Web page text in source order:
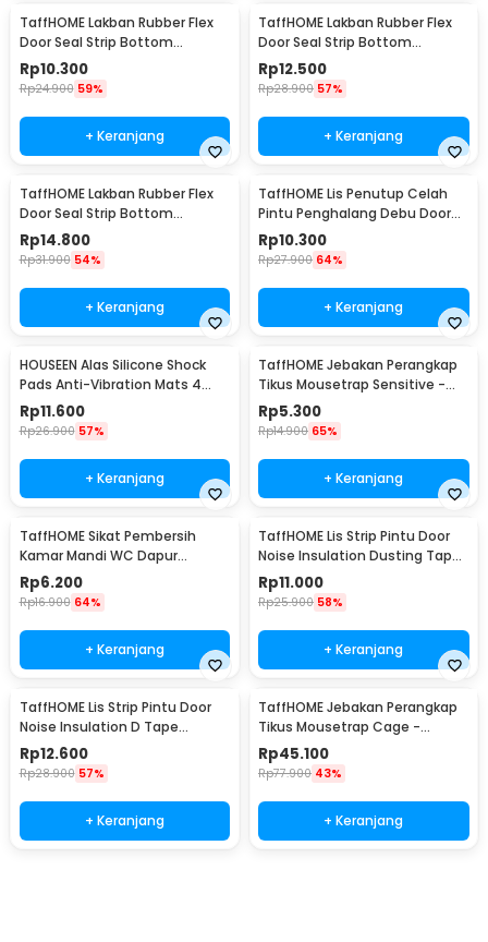
TaffHOME Lakban Rubber Flex
Door Seal Strip Bottom
Waterproof 25mmx5M - TP39
Rp10.300
Rp24.900 59%
+ Keranjang
TaffHOME Lakban Rubber Flex
Door Seal Strip Bottom
Waterproof 35mmx5M - TP39
Rp12.500
Rp28.900 57%
+ Keranjang
TaffHOME Lakban Rubber Flex
Door Seal Strip Bottom
Waterproof 45mmx5M - TP39
Rp14.800
Rp31.900 54%
+ Keranjang
TaffHOME Lis Penutup Celah
Pintu Penghalang Debu Door
Bottom Seal 1M - LQ7
Rp10.300
Rp27.900 64%
+ Keranjang
HOUSEEN Alas Silicone Shock
Pads Anti-Vibration Mats 4
PCS - NY522
Rp11.600
Rp26.900 57%
+ Keranjang
TaffHOME Jebakan Perangkap
Tikus Mousetrap Sensitive -
ZL-2021
Rp5.300
Rp14.900 65%
+ Keranjang
TaffHOME Sikat Pembersih
Kamar Mandi WC Dapur
Sponge Brush - 8211
Rp6.200
Rp16.900 64%
+ Keranjang
TaffHOME Lis Strip Pintu Door
Noise Insulation Dusting Tape
5Mx9mmx9mm - KK-061
Rp11.000
Rp25.900 58%
+ Keranjang
TaffHOME Lis Strip Pintu Door
Noise Insulation D Tape
9x6mm 10M - KK-062
Rp12.600
Rp28.900 57%
+ Keranjang
TaffHOME Jebakan Perangkap
Tikus Mousetrap Cage -
HU1999
Rp45.100
Rp77.900 43%
+ Keranjang